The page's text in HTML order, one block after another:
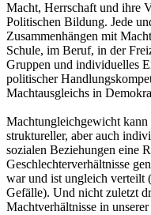
Macht, Herrschaft und ihre
Politischen Bildung. Jede
Zusammenhängen mit
Schule, im Beruf, in der
Gruppen und individuelles
politischer
Machtausgleichs in
Machtungleichgewicht kann
struktureller, aber auch
sozialen Beziehungen eine
Geschlechterverhältnisse
war und ist ungleich
Gefälle). Und nicht zuletzt
Machtverhältnisse in unserer